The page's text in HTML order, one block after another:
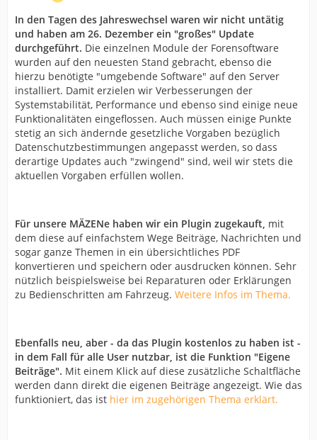
In den Tagen des Jahreswechsel waren wir nicht untätig
und haben am 26. Dezember ein "großes" Update
durchgeführt. Die einzelnen Module der Forensoftware
wurden auf den neuesten Stand gebracht, ebenso die
hierzu benötigte "umgebende Software" auf den Server
installiert. Damit erzielen wir Verbesserungen der
Systemstabilität, Performance und ebenso sind einige neue
Funktionalitäten eingeflossen. Auch müssen einige Punkte
stetig an sich ändernde gesetzliche Vorgaben bezüglich
Datenschutzbestimmungen angepasst werden, so dass
derartige Updates auch "zwingend" sind, weil wir stets die
aktuellen Vorgaben erfüllen wollen.
Für unsere MÄZENe haben wir ein Plugin zugekauft, mit
dem diese auf einfachstem Wege Beiträge, Nachrichten und
sogar ganze Themen in ein übersichtliches PDF
konvertieren und speichern oder ausdrucken können. Sehr
nützlich beispielsweise bei Reparaturen oder Erklärungen
zu Bedienschritten am Fahrzeug. Weitere Infos im Thema.
Ebenfalls neu, aber - da das Plugin kostenlos zu haben ist -
in dem Fall für alle User nutzbar, ist die Funktion "Eigene
Beiträge". Mit einem Klick auf diese zusätzliche Schaltfläche
werden dann direkt die eigenen Beiträge angezeigt. Wie das
funktioniert, das ist hier im zugehörigen Thema erklärt.